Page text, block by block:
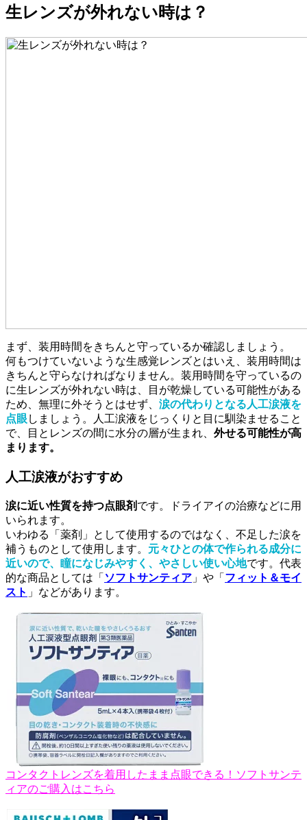
生レンズが外れない時は？
まず、装用時間をきちんと守っているか確認しましょう。
何もつけていないような生感覚レンズとはいえ、装用時間は
きちんと守らなければなりません。装用時間を守っているの
に生レンズが外れない時は、目が乾燥している可能性がある
ため、無理に外そうとはせず、 涙の代わりとなる人工涙液を
点眼しましょう。人工涙液をじっくりと目に馴染ませること
で、目とレンズの間に水分の層が生まれ、 外せる可能性が高
まります。
人工涙液がおすすめ
涙に近い性質を持つ点眼剤 です。ドライアイの治療などに用
いられます。
いわゆる「薬剤」として使用するのではなく、不足した涙を
補うものとして使用します。 元々ひとの体で作られる成分に
近いので、瞳になじみやすく、やさしい使い心地です。代表
的な商品としては「 ソフトサンティア 」や「 フィット＆モイ
スト 」などがあります。
コンタクトレンズを着用したまま点眼できる！ソフトサンテ
ィアのご購入はこちら